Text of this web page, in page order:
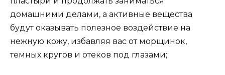
домашними делами, а активные вещества
будут оказывать полезное воздействие на
нежную кожу, избавляя вас от морщинок,
темных кругов и отеков под глазами;